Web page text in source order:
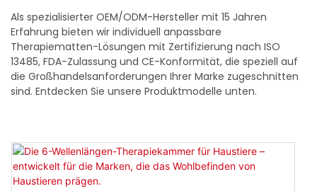
Als spezialisierter OEM/ODM-Hersteller mit 15 Jahren
Erfahrung bieten wir individuell anpassbare
Therapiematten-Lösungen mit Zertifizierung nach ISO
13485, FDA-Zulassung und CE-Konformität, die speziell auf
die Großhandelsanforderungen Ihrer Marke zugeschnitten
sind. Entdecken Sie unsere Produktmodelle unten.